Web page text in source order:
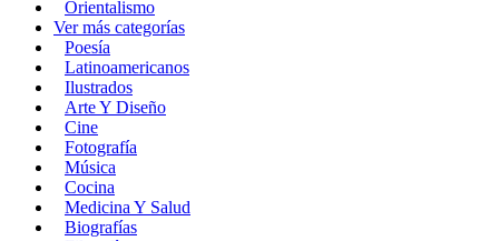
Orientalismo
Ver más categorías
Poesía
Latinoamericanos
Ilustrados
Arte Y Diseño
Cine
Fotografía
Música
Cocina
Medicina Y Salud
Biografías